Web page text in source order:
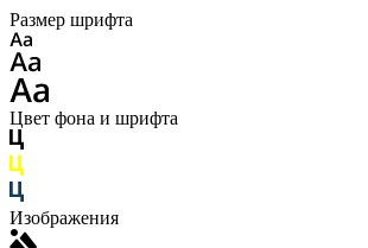
Размер шрифта
Цвет фона и шрифта
Изображения